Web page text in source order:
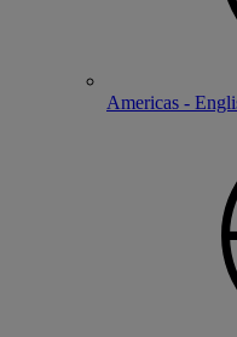
Americas -